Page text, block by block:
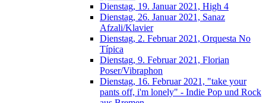
Dienstag, 19. Januar 2021, High 4
Dienstag, 26. Januar 2021, Sanaz
Afzali/Klavier
Dienstag, 2. Februar 2021, Orquesta No
Típica
Dienstag, 9. Februar 2021, Florian
Poser/Vibraphon
Dienstag, 16. Februar 2021, "take your
pants off, i'm lonely" - Indie Pop und Rock